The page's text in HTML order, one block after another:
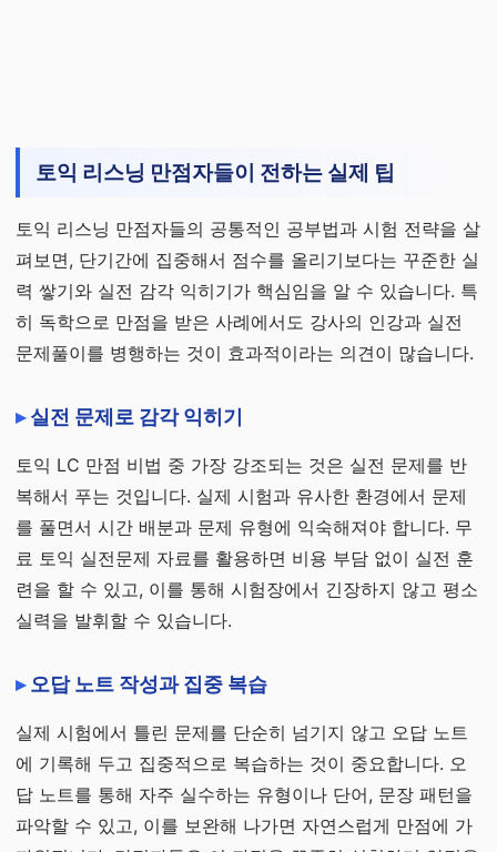
토익 리스닝 만점자들이 전하는 실제 팁
토익 리스닝 만점자들의 공통적인 공부법과 시험 전략을 살
펴보면, 단기간에 집중해서 점수를 올리기보다는 꾸준한 실
력 쌓기와 실전 감각 익히기가 핵심임을 알 수 있습니다. 특
히 독학으로 만점을 받은 사례에서도 강사의 인강과 실전
문제풀이를 병행하는 것이 효과적이라는 의견이 많습니다.
실전 문제로 감각 익히기
토익 LC 만점 비법 중 가장 강조되는 것은 실전 문제를 반
복해서 푸는 것입니다. 실제 시험과 유사한 환경에서 문제
를 풀면서 시간 배분과 문제 유형에 익숙해져야 합니다. 무
료 토익 실전문제 자료를 활용하면 비용 부담 없이 실전 훈
련을 할 수 있고, 이를 통해 시험장에서 긴장하지 않고 평소
실력을 발휘할 수 있습니다.
오답 노트 작성과 집중 복습
실제 시험에서 틀린 문제를 단순히 넘기지 않고 오답 노트
에 기록해 두고 집중적으로 복습하는 것이 중요합니다. 오
답 노트를 통해 자주 실수하는 유형이나 단어, 문장 패턴을
파악할 수 있고, 이를 보완해 나가면 자연스럽게 만점에 가